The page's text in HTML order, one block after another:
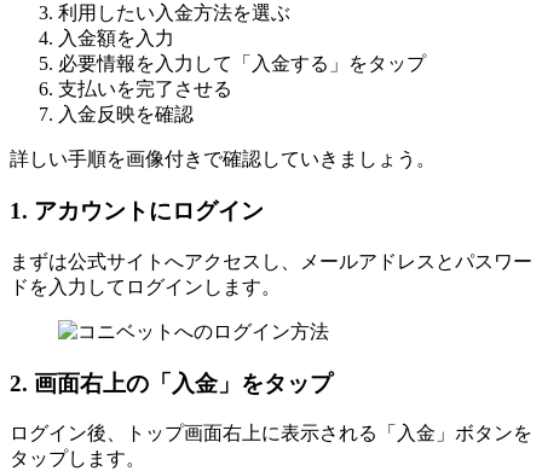
利用したい入金方法を選ぶ
入金額を入力
必要情報を入力して「入金する」をタップ
支払いを完了させる
入金反映を確認
詳しい手順を画像付きで確認していきましょう。
1. アカウントにログイン
まずは公式サイトへアクセスし、メールアドレスとパスワー
ドを入力してログインします。
2. 画面右上の「入金」をタップ
ログイン後、トップ画面右上に表示される「入金」ボタンを
タップします。